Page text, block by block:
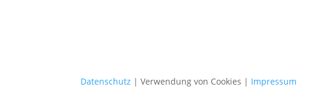
Datenschutz | Verwendung von Cookies | Impressum